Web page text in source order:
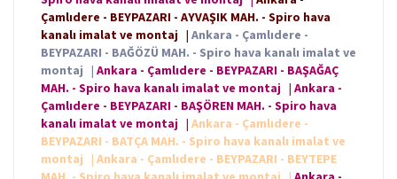
Çamlıdere - BEYPAZARI - AYVAŞIK MAH. - Spiro hava
kanalı imalat ve montaj | Ankara - Çamlıdere -
BEYPAZARI - BAĞÖZÜ MAH. - Spiro hava kanalı imalat ve
montaj | Ankara - Çamlıdere - BEYPAZARI - BAŞAĞAÇ
MAH. - Spiro hava kanalı imalat ve montaj | Ankara -
Çamlıdere - BEYPAZARI - BAŞÖREN MAH. - Spiro hava
kanalı imalat ve montaj | Ankara - Çamlıdere -
BEYPAZARI - BATÇA MAH. - Spiro hava kanalı imalat ve
montaj
| Ankara - Çamlıdere - BEYPAZARI - BEYTEPE